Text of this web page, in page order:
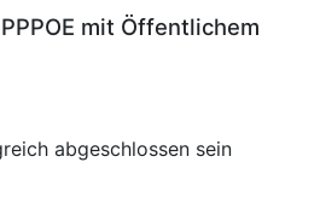
mit Öffentlichem
abgeschlossen sein